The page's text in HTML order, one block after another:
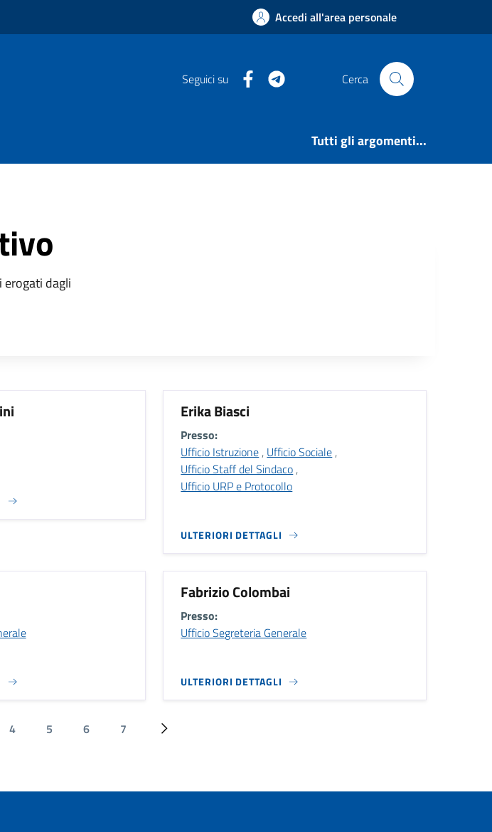
Accedi all'area personale
Seguici su FacebookTelegram Cerca
Tutti gli argomenti...
dagli
Erika Biasci
Presso:
Ufficio Istruzione , Ufficio Sociale ,
Ufficio Staff del Sindaco ,
Ufficio URP e Protocollo
ULTERIORI DETTAGLI
Fabrizio Colombai
Presso:
Ufficio Segreteria Generale
ULTERIORI DETTAGLI
Page
4 Page
5 Page
6 Page
7 ››